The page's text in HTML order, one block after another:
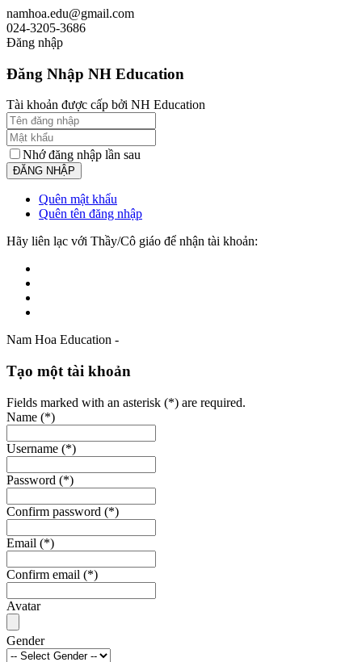
namhoa.edu@gmail.com
024-3205-3686
Đăng nhập
Đăng Nhập NH Education
Tài khoản được cấp bởi NH Education
Nhớ đăng nhập lần sau
Quên mật khẩu
Quên tên đăng nhập
Hãy liên lạc với Thầy/Cô giáo để nhận tài khoản:
Nam Hoa Education -
Tạo một tài khoản
Fields marked with an asterisk (*) are required.
Name (*)
Username (*)
Password (*)
Confirm password (*)
Email (*)
Confirm email (*)
Avatar
Gender